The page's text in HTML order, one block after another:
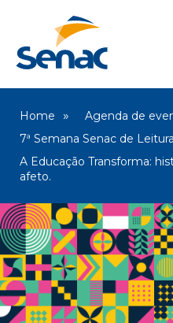
Home Agenda de
7ª Semana Senac de Leitura
A Educação Transforma:
afeto.